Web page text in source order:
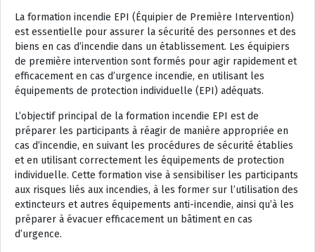
La formation incendie EPI (Équipier de Première Intervention)
est essentielle pour assurer la sécurité des personnes et des
biens en cas d’incendie dans un établissement. Les équipiers
de première intervention sont formés pour agir rapidement et
efficacement en cas d’urgence incendie, en utilisant les
équipements de protection individuelle (EPI) adéquats.
L’objectif principal de la formation incendie EPI est de
préparer les participants à réagir de manière appropriée en
cas d’incendie, en suivant les procédures de sécurité établies
et en utilisant correctement les équipements de protection
individuelle. Cette formation vise à sensibiliser les participants
aux risques liés aux incendies, à les former sur l’utilisation des
extincteurs et autres équipements anti-incendie, ainsi qu’à les
préparer à évacuer efficacement un bâtiment en cas
d’urgence.